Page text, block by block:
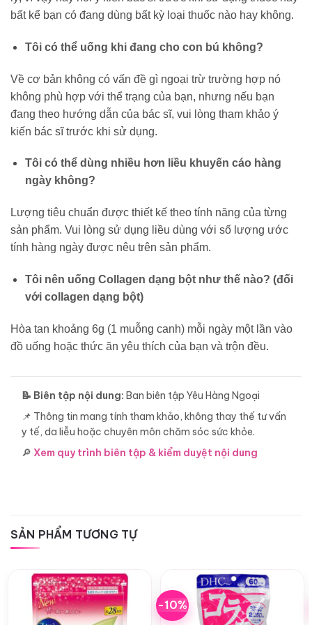
bất kể bạn có đang dùng bất kỳ loại thuốc nào hay không.
Tôi có thể uống khi đang cho con bú không?
Về cơ bản không có vấn đề gì ngoại trừ trường hợp nó
không phù hợp với thể trạng của bạn, nhưng nếu bạn
đang theo hướng dẫn của bác sĩ, vui lòng tham khảo ý
kiến ​​bác sĩ trước khi sử dụng.
Tôi có thể dùng nhiều hơn liều khuyến cáo hàng
ngày không?
Lượng tiêu chuẩn được thiết kế theo tính năng của từng
sản phẩm. Vui lòng sử dụng liều dùng với số lượng ước
tính hàng ngày được nêu trên sản phẩm.
Tôi nên uống Collagen dạng bột như thế nào? (đối
với collagen dạng bột)
Hòa tan khoảng 6g (1 muỗng canh) mỗi ngày một lần vào
đồ uống hoặc thức ăn yêu thích của bạn và trộn đều.
📝 Biên tập nội dung: Ban biên tập Yêu Hàng Ngoại
📌 Thông tin mang tính tham khảo, không thay thế tư vấn
y tế, da liễu hoặc chuyên môn chăm sóc sức khỏe.
🔎 Xem quy trình biên tập & kiểm duyệt nội dung
SẢN PHẨM TƯƠNG TỰ
-10%